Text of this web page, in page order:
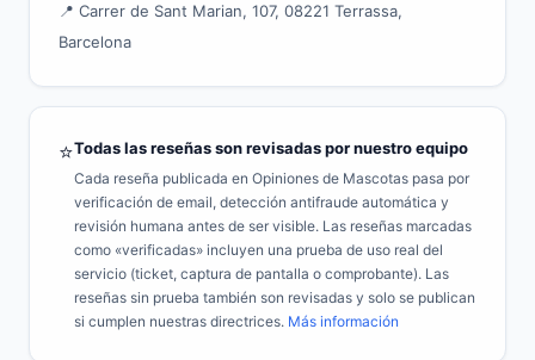
📍 Carrer de Sant Marian, 107, 08221 Terrassa,
Barcelona
⭐Todas las reseñas son revisadas por nuestro equipo
Cada reseña publicada en Opiniones de Mascotas pasa por
verificación de email, detección antifraude automática y
revisión humana antes de ser visible. Las reseñas marcadas
como «verificadas» incluyen una prueba de uso real del
servicio (ticket, captura de pantalla o comprobante). Las
reseñas sin prueba también son revisadas y solo se publican
si cumplen nuestras directrices. Más información